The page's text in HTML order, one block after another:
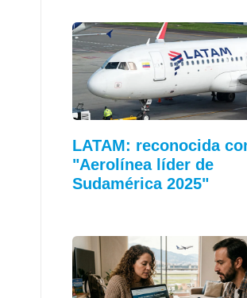
LATAM: reconocida
"Aerolínea líder de
Sudamérica 2025"